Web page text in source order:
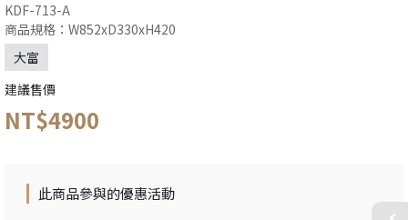
KDF-713-A
商品規格：W852xD330xH420
大富
建議售價
NT$4900
此商品參與的優惠活動